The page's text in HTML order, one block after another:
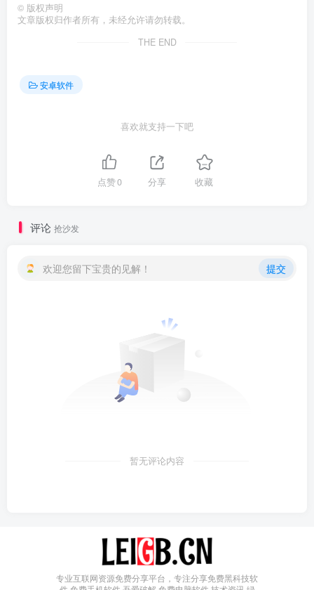
© 版权声明
文章版权归作者所有，未经允许请勿转载。
THE END
安卓软件
喜欢就支持一下吧
点赞0 分享 收藏
评论 抢沙发
欢迎您留下宝贵的见解！ 提交
暂无评论内容
专业互联网资源免费分享平台，专注分享免费黑科技软